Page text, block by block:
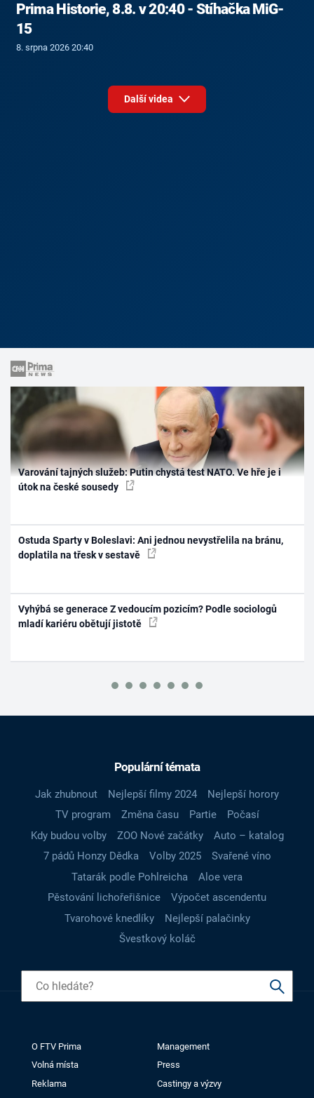
Prima Historie, 8.8. v 20:40 - Stíhačka MiG-
15
8. srpna 2026 20:40
Další videa
Varování tajných služeb: Putin chystá test NATO. Ve hře je i
útok na české sousedy
Ostuda Sparty v Boleslavi: Ani jednou nevystřelila na bránu,
doplatila na třesk v sestavě
Vyhýbá se generace Z vedoucím pozicím? Podle sociologů
mladí kariéru obětují jistotě
Populární témata
Jak zhubnout Nejlepší filmy 2024
Nejlepší horory
TV program
Změna času Partie
Počasí
Kdy budou volby
ZOO Nové začátky
Auto – katalog
7 pádů Honzy Dědka
Volby 2025
Svařené víno
Tatarák podle Pohlreicha
Aloe vera
Pěstování lichořeřišnice
Výpočet ascendentu
Tvarohové knedlíky
Nejlepší palačinky
Švestkový koláč
O FTV Prima
Management
Volná místa
Press
Reklama
Castingy a výzvy